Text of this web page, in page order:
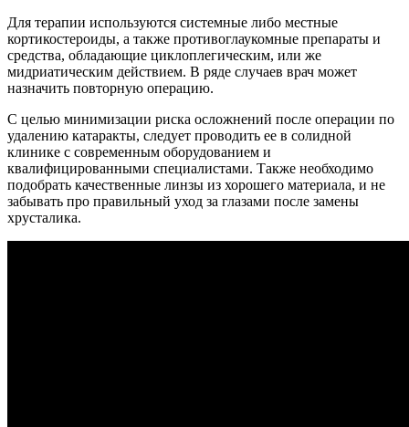
Для терапии используются системные либо местные
кортикостероиды, а также противоглаукомные препараты и
средства, обладающие циклоплегическим, или же
мидриатическим действием. В ряде случаев врач может
назначить повторную операцию.
С целью минимизации риска осложнений после операции по
удалению катаракты, следует проводить ее в солидной
клинике с современным оборудованием и
квалифицированными специалистами. Также необходимо
подобрать качественные линзы из хорошего материала, и не
забывать про правильный уход за глазами после замены
хрусталика.